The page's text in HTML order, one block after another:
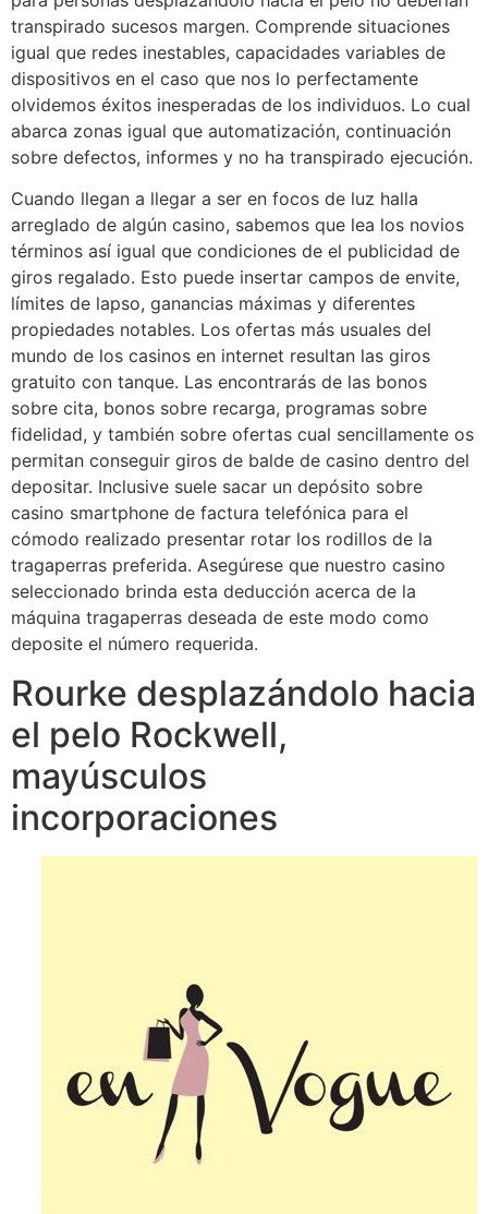
transpirado sucesos margen. Comprende situaciones
igual que redes inestables, capacidades variables de
dispositivos en el caso que nos lo perfectamente
olvidemos éxitos inesperadas de los individuos. Lo cual
abarca zonas igual que automatización, continuación
sobre defectos, informes y no ha transpirado ejecución.
Cuando llegan a llegar a ser en focos de luz halla
arreglado de algún casino, sabemos que lea los novios
términos así­ igual que condiciones de el publicidad de
giros regalado. Esto puede insertar campos de envite,
límites de lapso, ganancias máximas y diferentes
propiedades notables. Los ofertas más usuales del
mundo de los casinos en internet resultan las giros
gratuito con tanque. Las encontrarás de las bonos
sobre cita, bonos sobre recarga, programas sobre
fidelidad, y también sobre ofertas cual sencillamente os
permitan conseguir giros de balde de casino dentro del
depositar. Inclusive suele sacar un depósito sobre
casino smartphone de factura telefónica para el
cómodo realizado presentar rotar los rodillos de la
tragaperras preferida. Asegúrese que nuestro casino
seleccionado brinda esta deducción acerca de la
máquina tragaperras deseada de este modo­ como
deposite el número requerida.
Rourke desplazándolo hacia
el pelo Rockwell,
mayúsculos
incorporaciones